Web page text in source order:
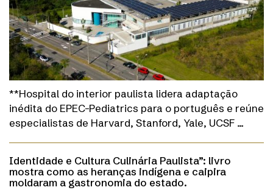
**Hospital do interior paulista lidera adaptação
inédita do EPEC-Pediatrics para o português e reúne
especialistas de Harvard, Stanford, Yale, UCSF …
Identidade e Cultura Culinária Paulista”: livro
mostra como as heranças indígena e caipira
moldaram a gastronomia do estado.